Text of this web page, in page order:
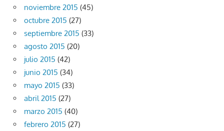
noviembre 2015 (45)
octubre 2015 (27)
septiembre 2015 (33)
agosto 2015 (20)
julio 2015 (42)
junio 2015 (34)
mayo 2015 (33)
abril 2015 (27)
marzo 2015 (40)
febrero 2015 (27)